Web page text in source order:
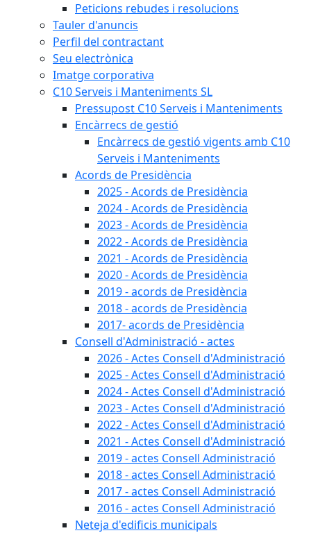
Peticions rebudes i resolucions
Tauler d'anuncis
Perfil del contractant
Seu electrònica
Imatge corporativa
C10 Serveis i Manteniments SL
Pressupost C10 Serveis i Manteniments
Encàrrecs de gestió
Encàrrecs de gestió vigents amb C10
Serveis i Manteniments
Acords de Presidència
2025 - Acords de Presidència
2024 - Acords de Presidència
2023 - Acords de Presidència
2022 - Acords de Presidència
2021 - Acords de Presidència
2020 - Acords de Presidència
2019 - acords de Presidència
2018 - acords de Presidència
2017- acords de Presidència
Consell d'Administració - actes
2026 - Actes Consell d'Administració
2025 - Actes Consell d'Administració
2024 - Actes Consell d'Administració
2023 - Actes Consell d'Administració
2022 - Actes Consell d'Administració
2021 - Actes Consell d'Administració
2019 - actes Consell Administració
2018 - actes Consell Administració
2017 - actes Consell Administració
2016 - actes Consell Administració
Neteja d'edificis municipals